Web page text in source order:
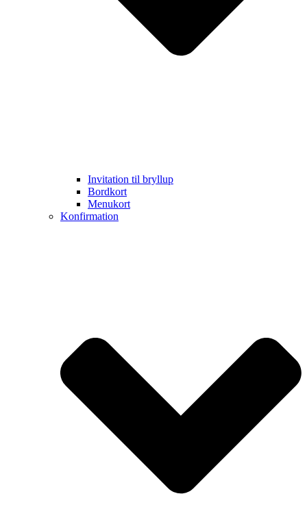
Invitation til bryllup
Bordkort
Menukort
Konfirmation